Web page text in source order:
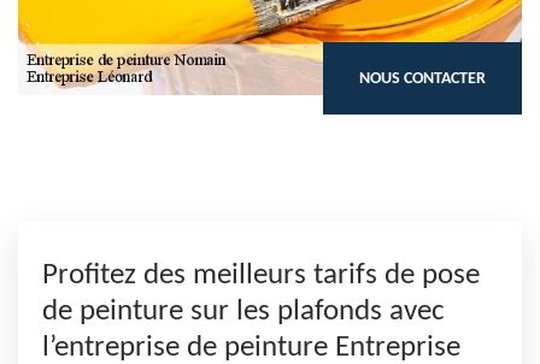
NOUS CONTACTER
Profitez des meilleurs tarifs de pose
de peinture sur les plafonds avec
l’entreprise de peinture Entreprise